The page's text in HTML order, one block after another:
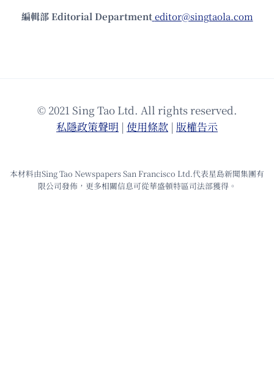
編輯部 Editorial Department editor@singtaola.com
© 2021 Sing Tao Ltd. All rights reserved.
私隱政策聲明 | 使⽤條款 | 版權告⽰
本材料由Sing Tao Newspapers San Francisco Ltd.代表星島新聞集團有
限公司發佈，更多相關信息可從華盛頓特區司法部獲得。